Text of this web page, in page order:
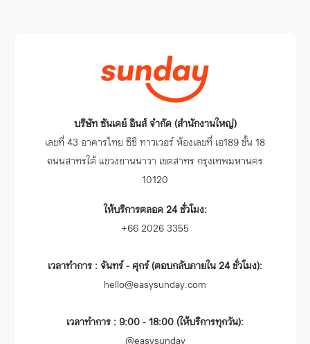
บริษัท ซันเดย์ อินส์ จำกัด (สำนักงานใหญ่)
เลขที่ 43 อาคารไทย ซีซี ทาวเวอร์ ห้องเลขที่ เอ189 ชั้น 18
ถนนสาทรใต้ แขวงยานนาวา เขตสาทร กรุงเทพมหานคร
10120
ให้บริการตลอด 24 ชั่วโมง:
+66 2026 3355
เวลาทำการ : จันทร์ - ศุกร์ (ตอบกลับภายใน 24 ชั่วโมง):
hello@easysunday.com
เวลาทำการ : 9:00 - 18:00 (ให้บริการทุกวัน):
@easysunday